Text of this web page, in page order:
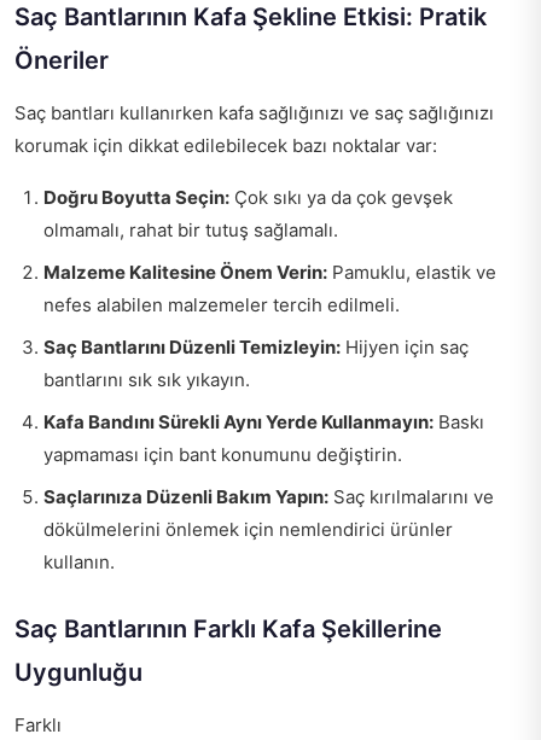
Saç Bantlarının Kafa Şekline Etkisi: Pratik
Öneriler
Saç bantları kullanırken kafa sağlığınızı ve saç sağlığınızı
korumak için dikkat edilebilecek bazı noktalar var:
Doğru Boyutta Seçin: Çok sıkı ya da çok gevşek
olmamalı, rahat bir tutuş sağlamalı.
Malzeme Kalitesine Önem Verin: Pamuklu, elastik ve
nefes alabilen malzemeler tercih edilmeli.
Saç Bantlarını Düzenli Temizleyin: Hijyen için saç
bantlarını sık sık yıkayın.
Kafa Bandını Sürekli Aynı Yerde Kullanmayın: Baskı
yapmaması için bant konumunu değiştirin.
Saçlarınıza Düzenli Bakım Yapın: Saç kırılmalarını ve
dökülmelerini önlemek için nemlendirici ürünler
kullanın.
Saç Bantlarının Farklı Kafa Şekillerine
Uygunluğu
Farklı